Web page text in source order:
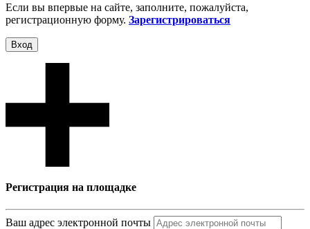
Если вы впервые на сайте, заполните, пожалуйста,
регистрационную форму. Зарегистрироваться
Вход
Регистрация на площадке
Ваш адрес электронной почты